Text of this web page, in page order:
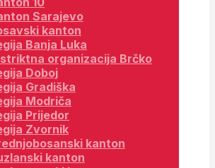
Sarajevo
kanton
Banja Luka
organizacija Brčko
Doboj
Gradiška
Modriča
Prijedor
Zvornik
kanton
kanton